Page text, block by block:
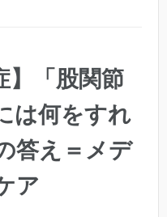
】「股関節
は何をすれ
答え＝メデ
ア